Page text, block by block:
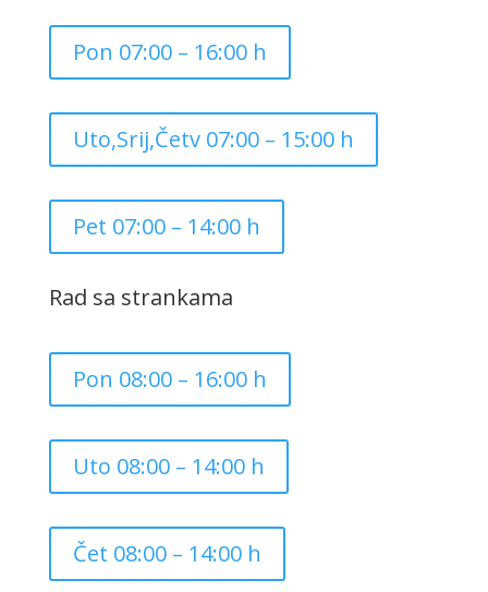
Pon 07:00 – 16:00 h
Uto,Srij,Četv 07:00 – 15:00 h
Pet 07:00 – 14:00 h
Rad sa strankama
Pon 08:00 – 16:00 h
Uto 08:00 – 14:00 h
Čet 08:00 – 14:00 h